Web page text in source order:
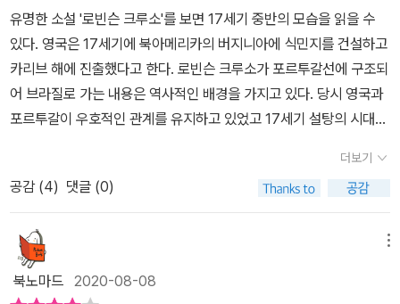
유명한 소설 '로빈슨 크루소'를 보면 17세기 중반의 모습을 읽을 수
있다. 영국은 17세기에 북아메리카의 버지니아에 식민지를 건설하고
카리브 해에 진출했다고 한다. 로빈슨 크루소가 포르투갈선에 구조되
어 브라질로 가는 내용은 역사적인 배경을 가지고 있다. 당시 영국과
포르투갈이 우호적인 관계를 유지하고 있었고 17세기 설탕의 시대라
담배농작은 적은 자금으로 시작할 수 있는데 자급적 곡물 재배부터
담배, 사탕수수 재배로 농장을 확대하는 경우가 많아 많은 노예 노동
력이 필요했던 것이다. 로빈슨 크루소 역시 노예 노동력을 찾아 아프
리카로 향한다. 이렇게 문학에서도 당시의 모습을 생생하게 보여주듯
'노예'는 노동력이 필요성에 의해 생겨나게 되고, 항해술의 발달로 더
욱 가속화된다.프랑스 낭트는 최대 노예 무역항이었다고 한다. 대서
더보기
공감 (4) 댓글 (0)
북노마드 2020-08-08